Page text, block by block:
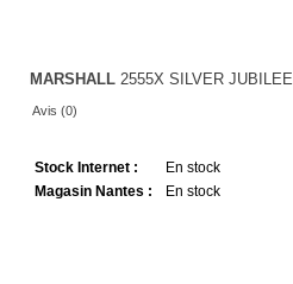
MARSHALL 2555X SILVER JUBILEE
Avis (0)
Stock Internet :
En stock
Magasin Nantes :
En stock